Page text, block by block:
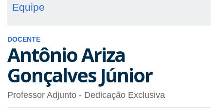
Equipe
DOCENTE
Antônio Ariza
Gonçalves Júnior
Professor Adjunto - Dedicação Exclusiva